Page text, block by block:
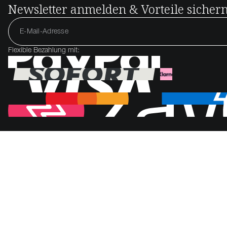
Newsletter anmelden & Vorteile
Flexible Bezahlung mit: